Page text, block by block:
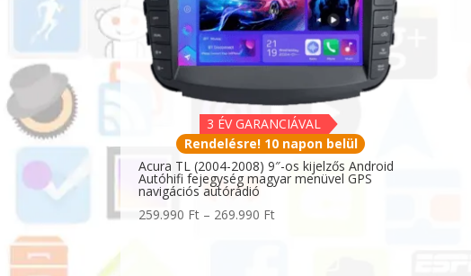
3 ÉV GARANCIÁVAL
Rendelésre! 10 napon belül
Acura TL (2004-2008) 9″-os kijelzős Android
Autóhifi fejegység magyar menüvel GPS
navigációs autórádió
259.990 Ft – 269.990 FtÁrtartomány: